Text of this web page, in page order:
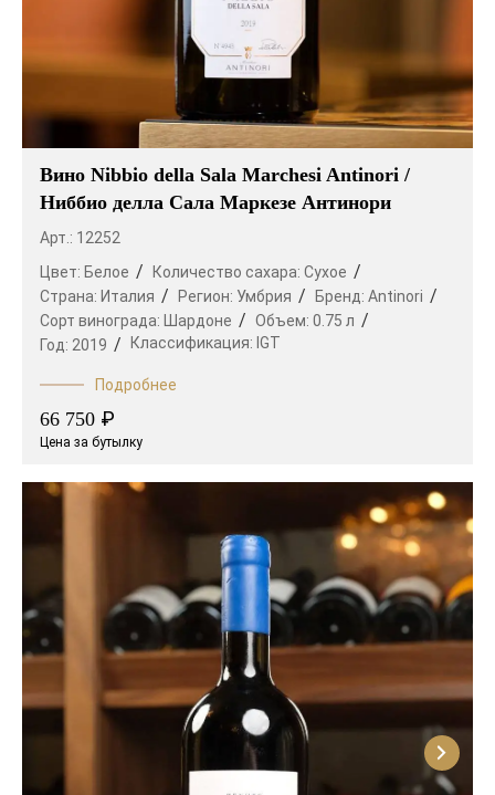
Вино Nibbio della Sala Marchesi Antinori /
Ниббио делла Сала Маркезе Антинори
Арт.: 12252
Цвет: Белое Количество сахара: Сухое
Страна: Италия Регион: Умбрия Бренд: Antinori
Сорт винограда:
Шардоне Объем: 0.75 л
Год: 2019 Классификация: IGT
Подробнее
66 750 ₽
Цена за бутылку